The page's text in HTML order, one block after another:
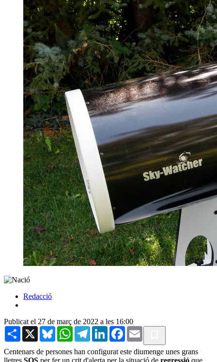
Redacció
Publicat el 27 de març de 2022 a les 16:00
Share X BlueskyWhatsAppTelegramLinkedInFacebook
Email
Centenars de persones han configurat este diumenge unes grans
lletres SOS per fer un crit d'alerta per la situació de regressió que